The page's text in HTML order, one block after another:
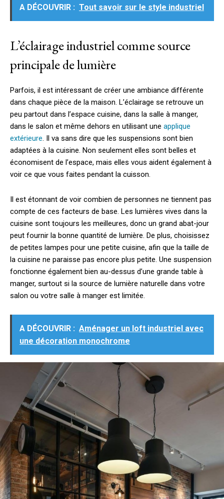
A DÉCOUVRIR : Tout savoir sur le style industriel
L’éclairage industriel comme source
principale de lumière
Parfois, il est intéressant de créer une ambiance différente
dans chaque pièce de la maison. L’éclairage se retrouve un
peu partout dans l’espace cuisine, dans la salle à manger,
dans le salon et même dehors en utilisant une applique
extérieure. Il va sans dire que les suspensions sont bien
adaptées à la cuisine. Non seulement elles sont belles et
économisent de l’espace, mais elles vous aident également à
voir ce que vous faites pendant la cuisson.
Il est étonnant de voir combien de personnes ne tiennent pas
compte de ces facteurs de base. Les lumières vives dans la
cuisine sont toujours les meilleures, donc un grand abat-jour
peut fournir la bonne quantité de lumière. De plus, choisissez
de petites lampes pour une petite cuisine, afin que la taille de
la cuisine ne paraisse pas encore plus petite. Une suspension
fonctionne également bien au-dessus d’une grande table à
manger, surtout si la source de lumière naturelle dans votre
salon ou votre salle à manger est limitée.
A DÉCOUVRIR : Aménager un loft industriel avec
une décoration monochrome